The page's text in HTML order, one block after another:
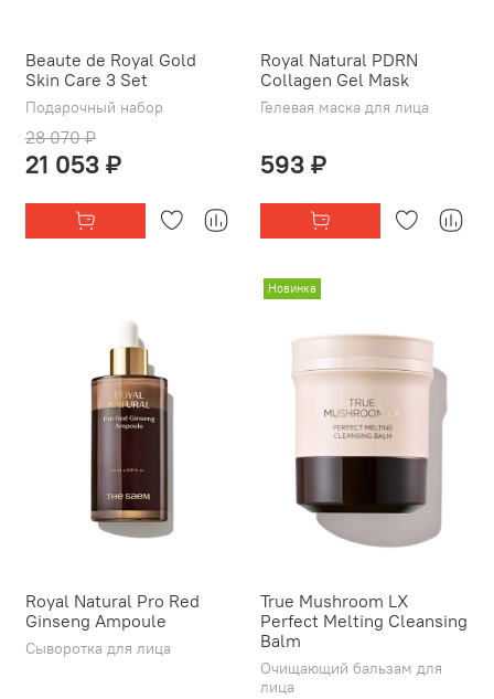
Beaute de Royal Gold
Skin Care 3 Set
Подарочный набор
28 070 ₽
21 053 ₽
Royal Natural PDRN
Collagen Gel Mask
Гелевая маска для лица
593 ₽
Royal Natural Pro Red
Ginseng Ampoule
Сыворотка для лица
Новинка
True Mushroom LX
Perfect Melting Cleansing
Balm
Очищающий бальзам для
лица